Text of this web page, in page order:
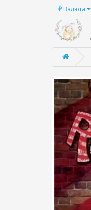
₽ Валюта